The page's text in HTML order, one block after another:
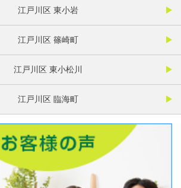
江戸川区 東小岩
江戸川区 篠崎町
江戸川区 東小松川
江戸川区 臨海町